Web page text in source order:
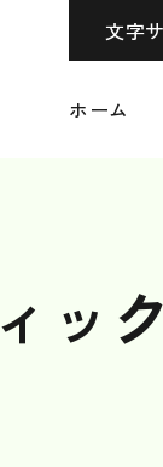
文字
ホーム
ッ